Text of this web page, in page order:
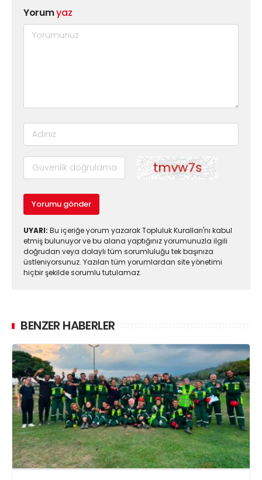
Yorumyaz
Yorumu gönder
UYARI: Bu içeriğe yorum yazarak Topluluk Kuralları'nı kabul
etmiş bulunuyor ve bu alana yaptığınız yorumunuzla ilgili
doğrudan veya dolaylı tüm sorumluluğu tek başınıza
üstleniyorsunuz. Yazılan tüm yorumlardan site yönetimi
hiçbir şekilde sorumlu tutulamaz.
BENZER HABERLER